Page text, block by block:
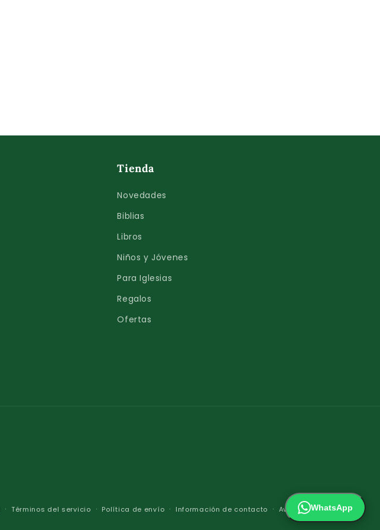
Tienda
Novedades
Biblias
Libros
Niños y Jóvenes
Para Iglesias
Regalos
Ofertas
pago
Términos del servicio Política de envío Información de contacto Aviso legalWhatsApp